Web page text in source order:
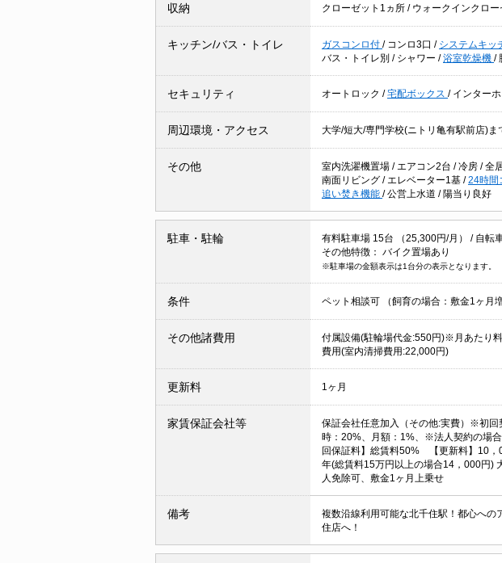
収納 クローゼット1ヵ所 / ウォークインクロ
キッチン/バス・トイレ ガスコンロ付 / コンロ3口 / システムキッ
バス・トイレ別 / シャワー /浴室乾燥機 /
セキュリティ オートロック /宅配ボックス / インター
周辺環境・アクセス 大学/短大/専門学校(ニトリ亀有駅前店)
その他 室内洗濯機置場 / エアコン2台 /冷房 /全
南面リビング / エレベーター1基 /24時間
追い焚き機能 /公営上水道 / 陽当り良好
駐車・駐輪 有料駐車場 15台 （25,300円/月） / 自転
その他特徴： バイク置場あり
※駐車場の金額表示は1台分の表示となります。
条件 ペット相談可 （飼育の場合：敷金1ヶ月
その他諸費用
付属設備(駐輪場代金:550円)※月あたり
費用(室内清掃費用:22,000円)
更新料 1ヶ月
家賃保証会社等
保証会社任意加入（その他:実費）※初回
時：20%、月額：1%、※法人契約の場
回保証料】総賃料50% 【更新料】10，
年(総賃料15万円以上の場合14，000円)
人免除可、敷金1ヶ月上乗せ
備考
複数沿線利用可能な北千住駅！都心への
住店へ！